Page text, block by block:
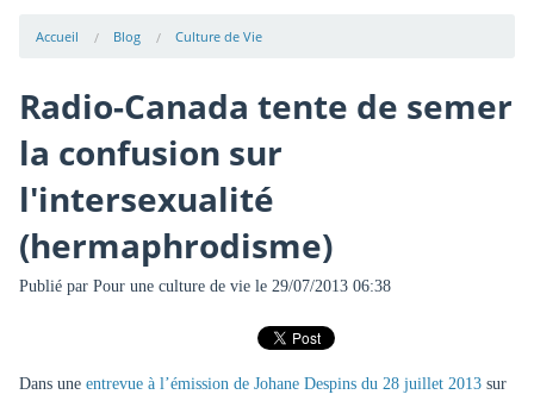
Accueil Blog Culture de Vie
Radio-Canada tente de semer
la confusion sur
l'intersexualité
(hermaphrodisme)
Publié par Pour une culture de viele 29/07/2013 06:38
Dans une entrevue à l’émission de Johane Despins du 28 juillet 2013sur